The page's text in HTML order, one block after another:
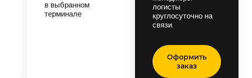
в выбранном
терминале
логисты
круглосуточно на
связи.
Оформить
заказ